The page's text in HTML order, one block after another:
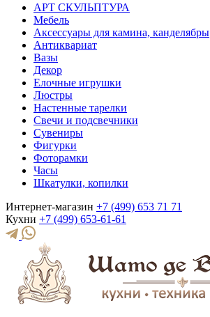
АРТ СКУЛЬПТУРА
Мебель
Аксессуары для камина, канделябры
Антиквариат
Вазы
Декор
Елочные игрушки
Люстры
Настенные тарелки
Свечи и подсвечники
Сувениры
Фигурки
Фоторамки
Часы
Шкатулки, копилки
Интернет-магазин +7 (499) 653 71 71
Кухни +7 (499) 653-61-61